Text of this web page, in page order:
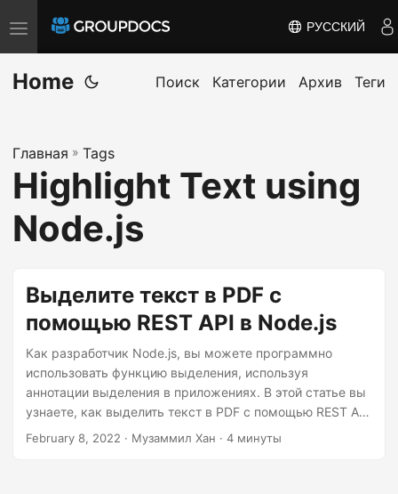
T
o
g
e
n
v
РУССКИЙ
Home Поиск Категории Архив Теги
Главная » Tags
Highlight Text using
Node.js
Выделите текст в PDF с
помощью REST API в Node.js
Как разработчик Node.js, вы можете программно
использовать функцию выделения, используя
аннотации выделения в приложениях. В этой статье вы
узнаете, как выделить текст в PDF с помощью REST API
в Node.js.
February 8, 2022 · Музаммил Хан · 4 минуты